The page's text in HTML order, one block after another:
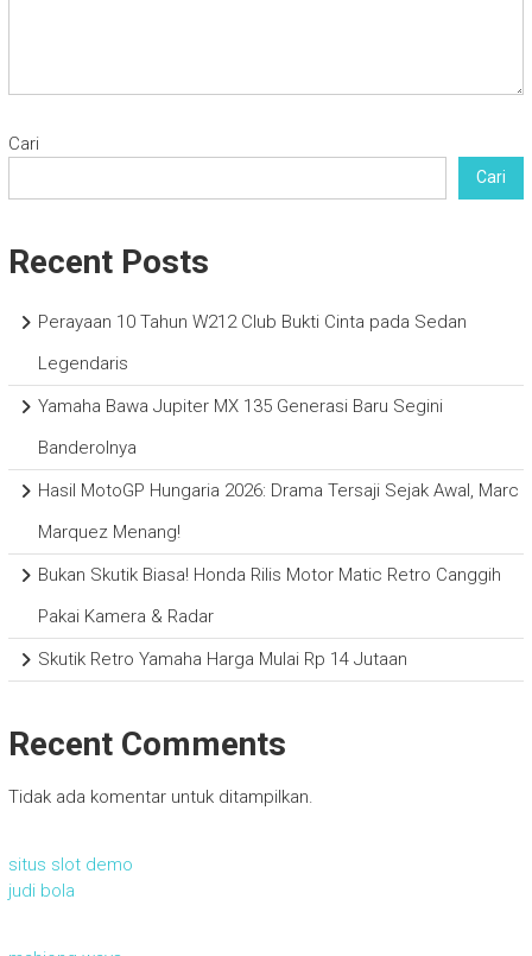
Cari
Cari
Recent Posts
Perayaan 10 Tahun W212 Club Bukti Cinta pada Sedan
Legendaris
Yamaha Bawa Jupiter MX 135 Generasi Baru Segini
Banderolnya
Hasil MotoGP Hungaria 2026: Drama Tersaji Sejak Awal, Marc
Marquez Menang!
Bukan Skutik Biasa! Honda Rilis Motor Matic Retro Canggih
Pakai Kamera & Radar
Skutik Retro Yamaha Harga Mulai Rp 14 Jutaan
Recent Comments
Tidak ada komentar untuk ditampilkan.
situs slot demo
judi bola